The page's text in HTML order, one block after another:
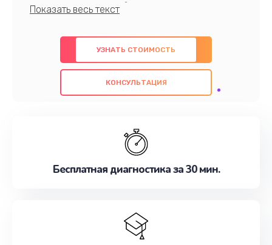
профессионалов с обширными знаниями и
предлагаем быстрый и качественный ремонт с
использованием оригинальных компонентов, а
также гарантируем качество всех
проведенных работ. Наша цель - предоставить
наилучшим образом. Не медлите записаться на
УЗНАТЬ СТОИМОСТЬ
КОНСУЛЬТАЦИЯ
Бесплатная диагностика за 30 мин.